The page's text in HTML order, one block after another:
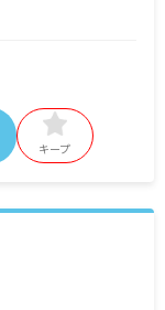
キープ